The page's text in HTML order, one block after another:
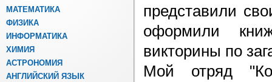
МАТЕМАТИКА
ФИЗИКА
ИНФОРМАТИКА
ХИМИЯ
АСТРОНОМИЯ
АНГЛИЙСКИЙ ЯЗЫК
представили
оформили
викторины по
Мой отряд